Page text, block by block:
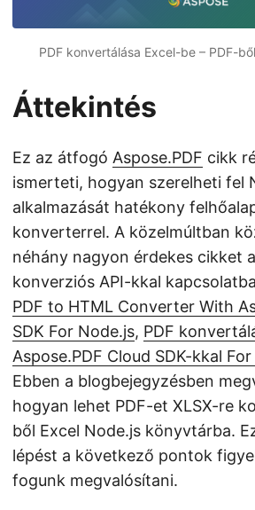
PDF konvertálása Excel-be – PDF-
Áttekintés
Ez az átfogó Aspose.PDF cikk
ismerteti, hogyan szerelheti fel
alkalmazását hatékony
konverterrel. A közelmúltban
néhány nagyon érdekes cikket
konverziós API-kkal
PDF to HTML Converter With
SDK For Node.js, PDF
Aspose.PDF Cloud SDK-kkal
Ebben a blogbejegyzésben
hogyan lehet PDF-et XLSX-re
ből Excel Node.js könyvtárba.
lépést a következő pontok
fogunk megvalósítani.